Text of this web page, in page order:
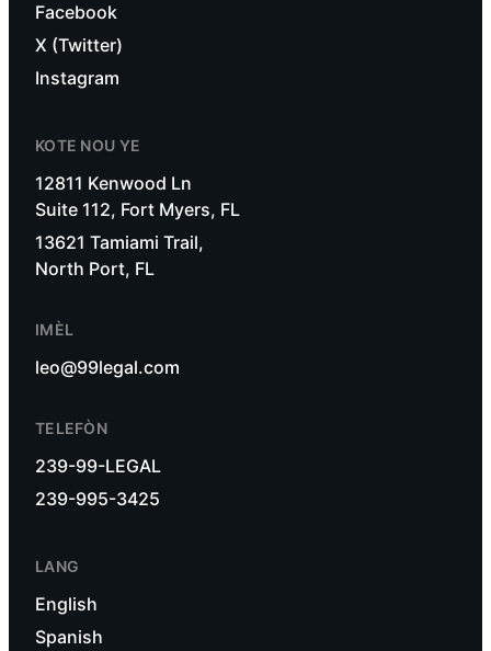
Facebook
X (Twitter)
Instagram
KOTE NOU YE
12811 Kenwood Ln
Suite 112, Fort Myers, FL
13621 Tamiami Trail,
North Port, FL
IMÈL
leo@99legal.com
TELEFÒN
239-99-LEGAL
239-995-3425
LANG
English
Spanish